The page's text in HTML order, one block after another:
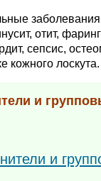
отит,
сепсис,
кожного лоскута.
и
и